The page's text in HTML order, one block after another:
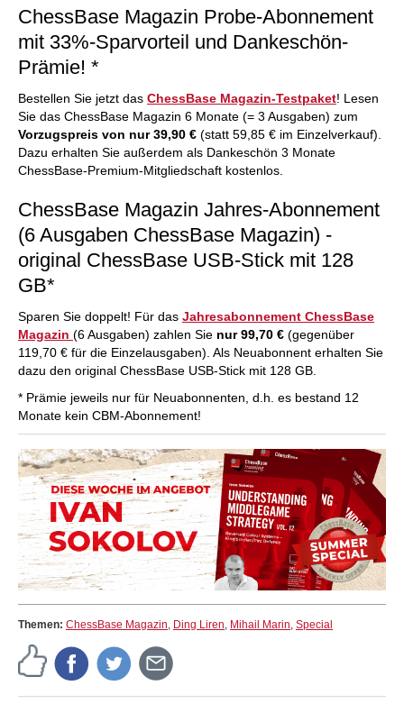
ChessBase Magazin Probe-Abonnement
mit 33%-Sparvorteil und Dankeschön-
Prämie! *
Bestellen Sie jetzt das ChessBase Magazin-Testpaket! Lesen
Sie das ChessBase Magazin 6 Monate (= 3 Ausgaben) zum
Vorzugspreis von nur 39,90 € (statt 59,85 € im Einzelverkauf).
Dazu erhalten Sie außerdem als Dankeschön 3 Monate
ChessBase-Premium-Mitgliedschaft kostenlos.
ChessBase Magazin Jahres-Abonnement
(6 Ausgaben ChessBase Magazin) -
original ChessBase USB-Stick mit 128
GB*
Sparen Sie doppelt! Für das Jahresabonnement ChessBase
Magazin (6 Ausgaben) zahlen Sie nur 99,70 € (gegenüber
119,70 € für die Einzelausgaben). Als Neuabonnent erhalten Sie
dazu den original ChessBase USB-Stick mit 128 GB.
* Prämie jeweils nur für Neuabonnenten, d.h. es bestand 12
Monate kein CBM-Abonnement!
Themen: ChessBase Magazin, Ding Liren, Mihail Marin, Special